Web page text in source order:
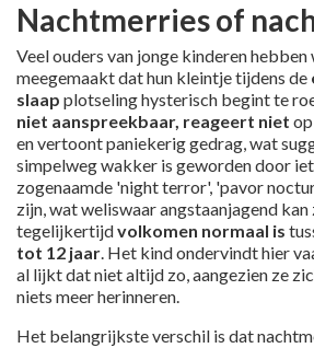
Nachtmerries of
Veel ouders van jonge kinderen hebben
meegemaakt dat hun kleintje tijdens de
slaap plotseling hysterisch begint te
niet aanspreekbaar, reageert niet
en vertoont paniekerig gedrag, wat
simpelweg wakker is geworden door
zogenaamde 'night terror', 'pavor
zijn, wat weliswaar angstaanjagend kan
tegelijkertijdvolkomen normaal is
tot 12 jaar. Het kind ondervindt hier
al lijkt dat niet altijd zo, aangezien ze
niets meer herinneren.
Het belangrijkste verschil is dat